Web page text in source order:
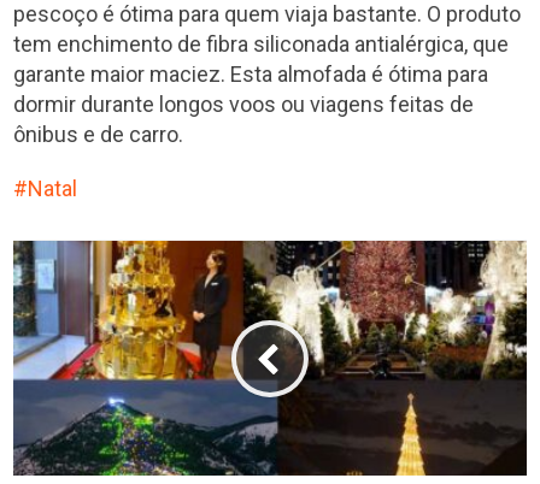
pescoço é ótima para quem viaja bastante. O produto
tem enchimento de fibra siliconada antialérgica, que
garante maior maciez. Esta almofada é ótima para
dormir durante longos voos ou viagens feitas de
ônibus e de carro.
Natal